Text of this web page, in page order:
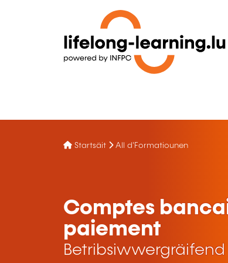
Startsäit All d'Formatiounen
Comptes
paiement